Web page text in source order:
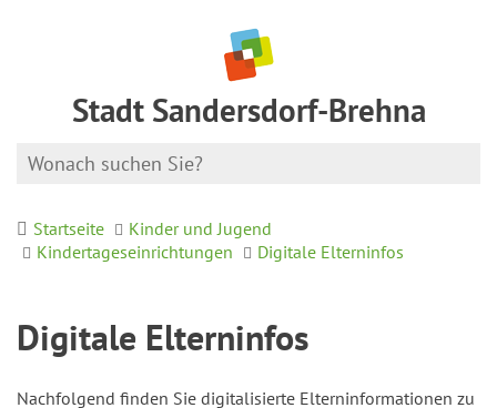
Stadt Sandersdorf-Brehna
Startseite
Kinder und Jugend
Kindertageseinrichtungen
Digitale Elterninfos
Digitale Elterninfos
Nachfolgend finden Sie digitalisierte Elterninformationen zu